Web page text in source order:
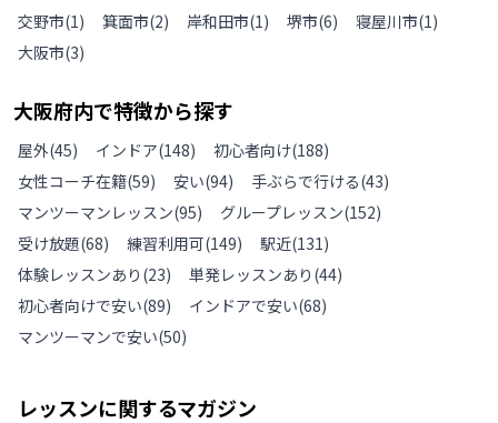
交野市(1) 箕面市(2) 岸和田市(1) 堺市(6) 寝屋川市(1)
大阪市(3)
大阪府内で特徴から探す
屋外(45) インドア(148) 初心者向け(188)
女性コーチ在籍(59) 安い(94) 手ぶらで行ける(43)
マンツーマンレッスン(95) グループレッスン(152)
受け放題(68) 練習利用可(149) 駅近(131)
体験レッスンあり (23) 単発レッスンあり (44)
初心者向けで安い(89) インドアで安い(68)
マンツーマンで安い(50)
レッスンに関するマガジン